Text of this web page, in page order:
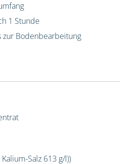
1 Stunde
zur Bodenbearbeitung
Salz 613 g/l))